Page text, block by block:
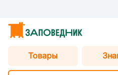
Товары